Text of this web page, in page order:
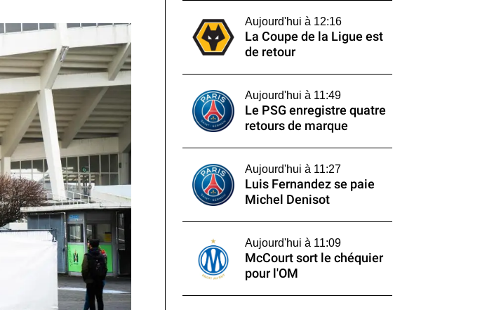
Aujourd'hui à 12:16
La Coupe de la Ligue est
de retour
Aujourd'hui à 11:49
Le PSG enregistre quatre
retours de marque
Aujourd'hui à 11:27
Luis Fernandez se paie
Michel Denisot
Aujourd'hui à 11:09
McCourt sort le chéquier
pour l'OM